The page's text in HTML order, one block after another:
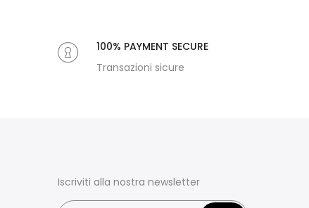
100% PAYMENT SECURE
Transazioni sicure
Iscriviti alla nostra newsletter